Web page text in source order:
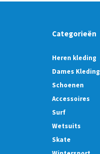
Categorieën
Heren kleding
Dames Kleding
Schoenen
Accessoires
Surf
Wetsuits
Skate